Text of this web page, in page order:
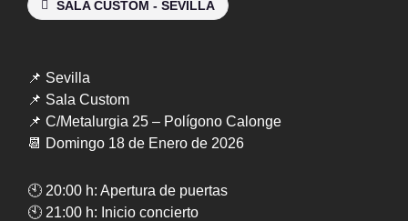
SALA CUSTOM - SEVILLA
📌 Sevilla
📌 Sala Custom
📌 C/Metalurgia 25 – Polígono Calonge
📆 Domingo 18 de Enero de 2026
🕙 20:00 h: Apertura de puertas
🕙 21:00 h: Inicio concierto